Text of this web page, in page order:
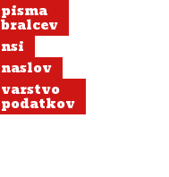
pisma
bralcev
nsi
naslov
varstvo
podatkov